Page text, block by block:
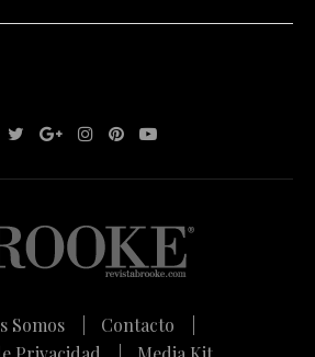
Somos |
Contacto |